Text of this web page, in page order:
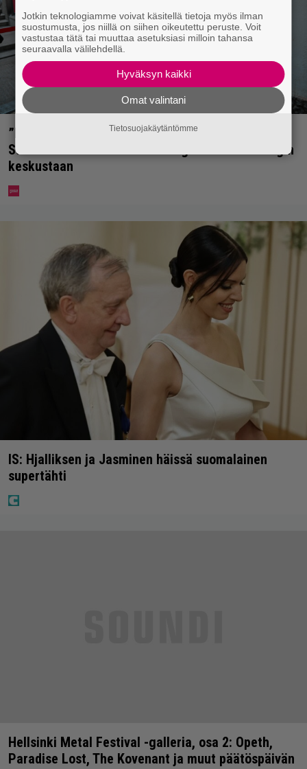
”Mitä isompi vehje, sen paremmin kulkee” –
Susanna Penttilä suuntasi Bangbussinsa Helsingin
keskustaan
IS: Hjalliksen ja Jasminen häissä suomalainen
supertähti
Hellsinki Metal Festival -galleria, osa 2: Opeth,
Paradise Lost, The Kovenant ja muut päätöspäivän
Jotkin teknologiamme voivat käsitellä tietoja myös ilman
suostumusta, jos niillä on siihen oikeutettu peruste. Voit
vastustaa tätä tai muuttaa asetuksiasi milloin tahansa
seuraavalla välilehdellä.
Hyväksyn kaikki
Omat valintani
Tietosuojakäytäntömme